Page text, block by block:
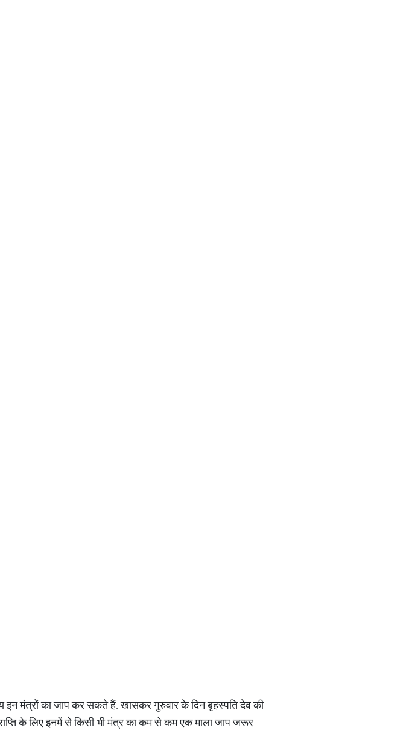
मंत्रों का जाप कर सकते हैं. खासकर गुरुवार के दिन बृहस्पति देव की
के लिए इनमें से किसी भी मंत्र का कम से कम एक माला जाप जरूर